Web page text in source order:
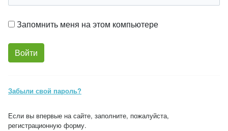
Запомнить меня на этом компьютере
Забыли свой пароль?
Если вы впервые на сайте, заполните, пожалуйста,
регистрационную форму.